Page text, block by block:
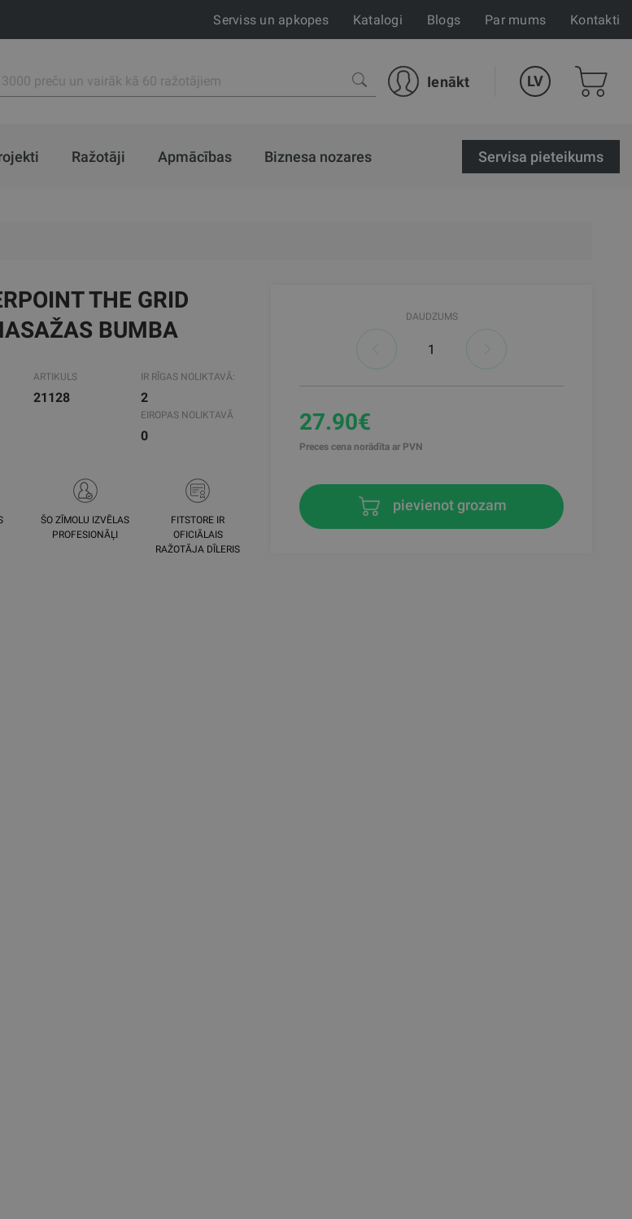
Serviss un apkopes Katalogi Blogs Par mums Kontakti
Ienākt LV
Ražotāji Apmācības Biznesa nozares Servisa pieteikums
THE GRID
BUMBA
ARTIKULS
21128
IR RĪGAS NOLIKTAVĀ:
2
EIROPAS NOLIKTAVĀ
0
ŠO ZĪMOLU IZVĒLAS
PROFESIONĀĻI
FITSTORE IR
OFICIĀLAIS
RAŽOTĀJA DĪLERIS
DAUDZUMS
27.90€
Preces cena norādīta ar PVN
pievienot grozam